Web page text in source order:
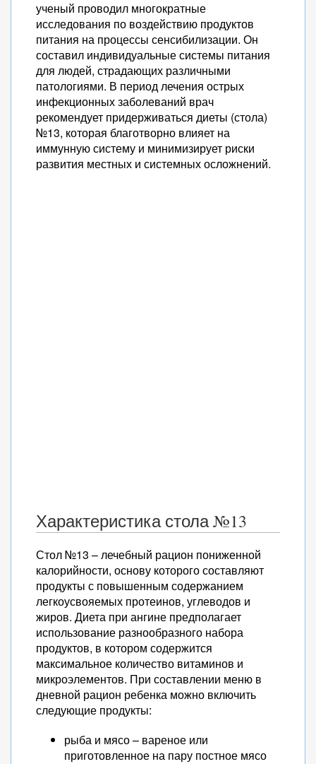
ученый проводил многократные
исследования по воздействию продуктов
питания на процессы сенсибилизации. Он
составил индивидуальные системы питания
для людей, страдающих различными
патологиями. В период лечения острых
инфекционных заболеваний врач
рекомендует придерживаться диеты (стола)
№13, которая благотворно влияет на
иммунную систему и минимизирует риски
развития местных и системных осложнений.
Характеристика стола №13
Стол №13 – лечебный рацион пониженной
калорийности, основу которого составляют
продукты с повышенным содержанием
легкоусвояемых протеинов, углеводов и
жиров. Диета при ангине предполагает
использование разнообразного набора
продуктов, в котором содержится
максимальное количество витаминов и
микроэлементов. При составлении меню в
дневной рацион ребенка можно включить
следующие продукты:
рыба и мясо – вареное или
приготовленное на пару постное мясо